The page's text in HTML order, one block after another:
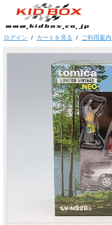
ログイン / カートを見る / ご利用案内